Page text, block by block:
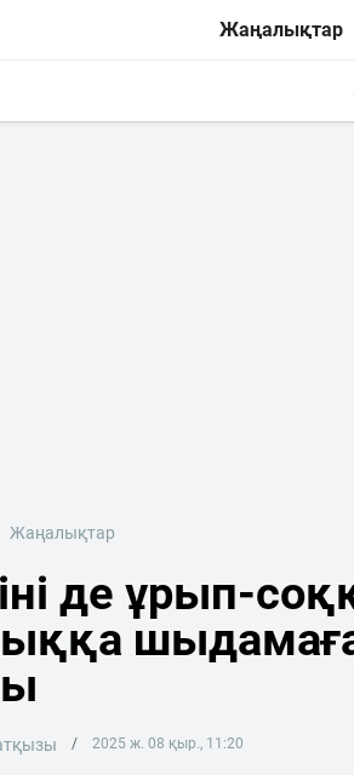
Жаңалықтар
Жаңалықтар
де ұрып-
2025 ж. 08 қыр., 11:20